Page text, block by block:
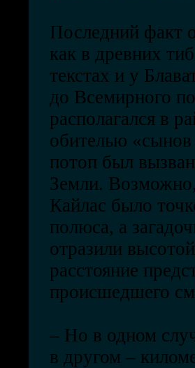
Последний факт
как в древних
текстах и у
до Всемирного
располагался в
обителью
потоп был
Земли.
Кайлас было
полюса, а
отразили
расстояние
происшедшего
– Но в одном
в другом –